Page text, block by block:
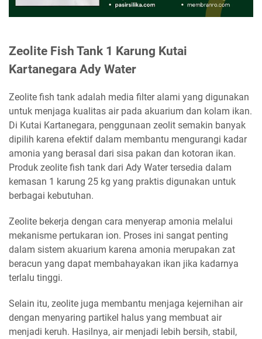
Zeolite Fish Tank 1 Karung Kutai
Kartanegara Ady Water
Zeolite fish tank adalah media filter alami yang digunakan
untuk menjaga kualitas air pada akuarium dan kolam ikan.
Di Kutai Kartanegara, penggunaan zeolit semakin banyak
dipilih karena efektif dalam membantu mengurangi kadar
amonia yang berasal dari sisa pakan dan kotoran ikan.
Produk zeolite fish tank dari Ady Water tersedia dalam
kemasan 1 karung 25 kg yang praktis digunakan untuk
berbagai kebutuhan.
Zeolite bekerja dengan cara menyerap amonia melalui
mekanisme pertukaran ion. Proses ini sangat penting
dalam sistem akuarium karena amonia merupakan zat
beracun yang dapat membahayakan ikan jika kadarnya
terlalu tinggi.
Selain itu, zeolite juga membantu menjaga kejernihan air
dengan menyaring partikel halus yang membuat air
menjadi keruh. Hasilnya, air menjadi lebih bersih, stabil,